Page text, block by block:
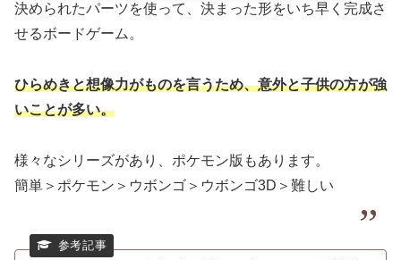
決められたパーツを使って、決まった形をいち早く完成さ
せるボードゲーム。
ひらめきと想像力がものを言うため、意外と子供の方が強
いことが多い。
様々なシリーズがあり、ポケモン版もあります。
簡単＞ポケモン＞ウボンゴ＞ウボンゴ3D＞難しい